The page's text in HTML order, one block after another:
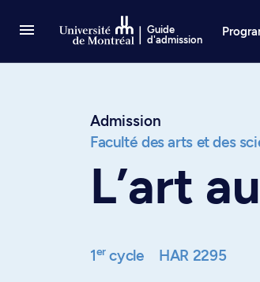
Guide
d'admission
Admission
Faculté des arts et des
L’art
1ercycle HAR 2295